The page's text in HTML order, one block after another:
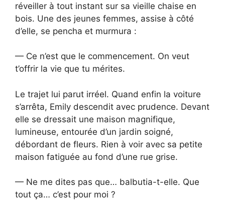
réveiller à tout instant sur sa vieille chaise en
bois. Une des jeunes femmes, assise à côté
d’elle, se pencha et murmura :
— Ce n’est que le commencement. On veut
t’offrir la vie que tu mérites.
Le trajet lui parut irréel. Quand enfin la voiture
s’arrêta, Emily descendit avec prudence. Devant
elle se dressait une maison magnifique,
lumineuse, entourée d’un jardin soigné,
débordant de fleurs. Rien à voir avec sa petite
maison fatiguée au fond d’une rue grise.
— Ne me dites pas que… balbutia-t-elle. Que
tout ça… c’est pour moi ?